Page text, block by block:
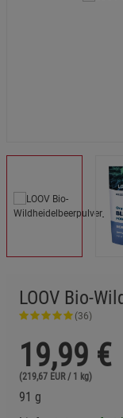
LOOV Bio-
(36)
19,99 €
(219,67 EUR / 1 kg)
91 g